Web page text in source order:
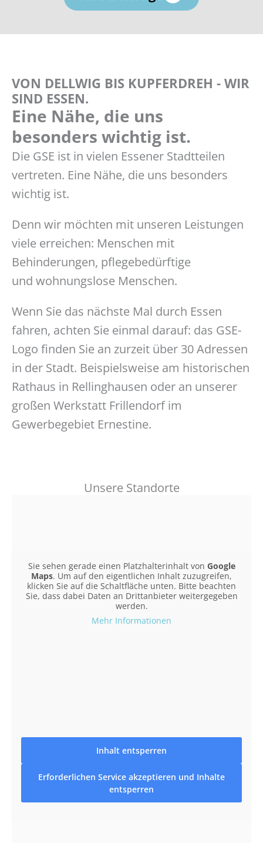
VON DELLWIG BIS KUPFERDREH - WIR
SIND ESSEN.
Eine Nähe, die uns
besonders wichtig ist.
Die GSE ist in vielen Essener Stadtteilen
vertreten. Eine Nähe, die uns besonders
wichtig ist.
Denn wir möchten mit unseren Leistungen
viele erreichen: Menschen mit
Behinderungen, pflegebedürftige
und wohnungslose Menschen.
Wenn Sie das nächste Mal durch Essen
fahren, achten Sie einmal darauf: das GSE-
Logo finden Sie an zurzeit über 30 Adressen
in der Stadt. Beispielsweise am historischen
Rathaus in Rellinghausen oder an unserer
großen Werkstatt Frillendorf im
Gewerbegebiet Ernestine.
Unsere Standorte
Sie sehen gerade einen Platzhalterinhalt von Google
Maps. Um auf den eigentlichen Inhalt zuzugreifen,
klicken Sie auf die Schaltfläche unten. Bitte beachten
Sie, dass dabei Daten an Drittanbieter weitergegeben
werden.
Mehr Informationen
Inhalt entsperren
Erforderlichen Service akzeptieren und Inhalte
entsperren